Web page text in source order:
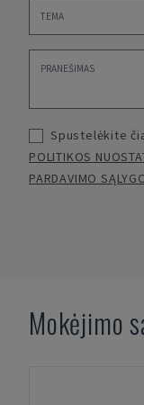
Spustelėkite
POLITIKOS
PARDAVIMO
Mokėjimo